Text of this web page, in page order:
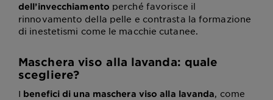
dell’invecchiamento perché favorisce il
rinnovamento della pelle e contrasta la formazione
di inestetismi come le macchie cutanee.
Maschera viso alla lavanda: quale
scegliere?
I benefici di una maschera viso alla lavanda, come